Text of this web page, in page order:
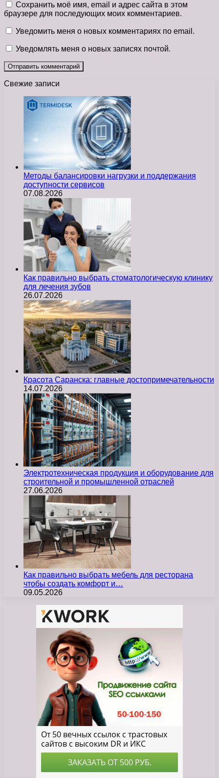
Сохранить моё имя, email и адрес сайта в этом
браузере для последующих моих комментариев.
Уведомить меня о новых комментариях по email.
Уведомлять меня о новых записях почтой.
Свежие записи
Методы балансировки нагрузки и поддержания
доступности сервисов
07.08.2026
Как правильно выбрать стоматологическую клинику
для лечения зубов
26.07.2026
Красота Саранска: главные достопримечательности
14.07.2026
Электротехническая продукция и оборудование для
строительной и промышленной отраслей
27.06.2026
Как правильно выбрать мебель для ресторана
чтобы создать комфорт и…
09.05.2026